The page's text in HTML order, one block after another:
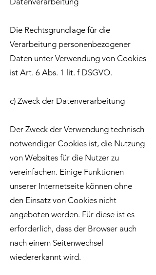
Die Rechtsgrundlage für die
Verarbeitung personenbezogener
Daten unter Verwendung von Cookies
ist Art. 6 Abs. 1 lit. f DSGVO.
c) Zweck der Datenverarbeitung
Der Zweck der Verwendung technisch
notwendiger Cookies ist, die Nutzung
von Websites für die Nutzer zu
vereinfachen. Einige Funktionen
unserer Internetseite können ohne
den Einsatz von Cookies nicht
angeboten werden. Für diese ist es
erforderlich, dass der Browser auch
nach einem Seitenwechsel
wiedererkannt wird.